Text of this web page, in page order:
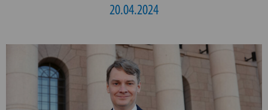
20.04.2024